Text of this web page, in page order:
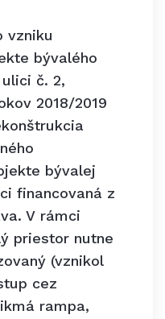
vzniku
bývalého
č. 2,
2018/2019
bývalej
financovaná z
V rámci
priestor nutne
(vznikol
cez
rampa,